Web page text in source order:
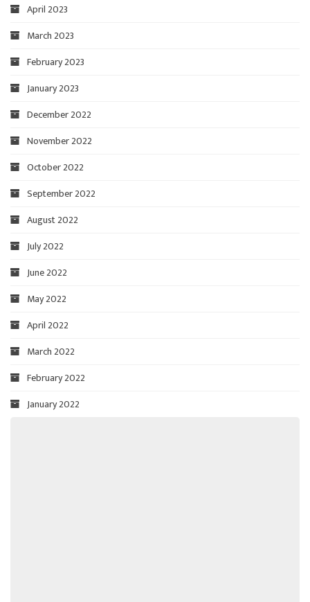
April 2023
March 2023
February 2023
January 2023
December 2022
November 2022
October 2022
September 2022
August 2022
July 2022
June 2022
May 2022
April 2022
March 2022
February 2022
January 2022